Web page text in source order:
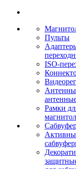
Пульты
ISO-
Рамки
магнитол